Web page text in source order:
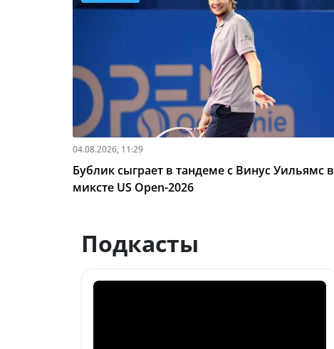
04.08.2026, 11:29
Бублик сыграет в тандеме с Винус Уильямс в
миксте US Open-2026
Подкасты